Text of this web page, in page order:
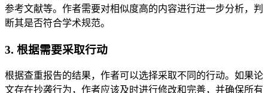
参考文献等。作者需要对相似度高的内容进行进一步分析，判
断其是否符合学术规范。
3. 根据需要采取行动
根据查重报告的结果，作者可以选择采取不同的行动。如果论
文存在抄袭行为，作者应该及时进行修改和完善，并确保所有